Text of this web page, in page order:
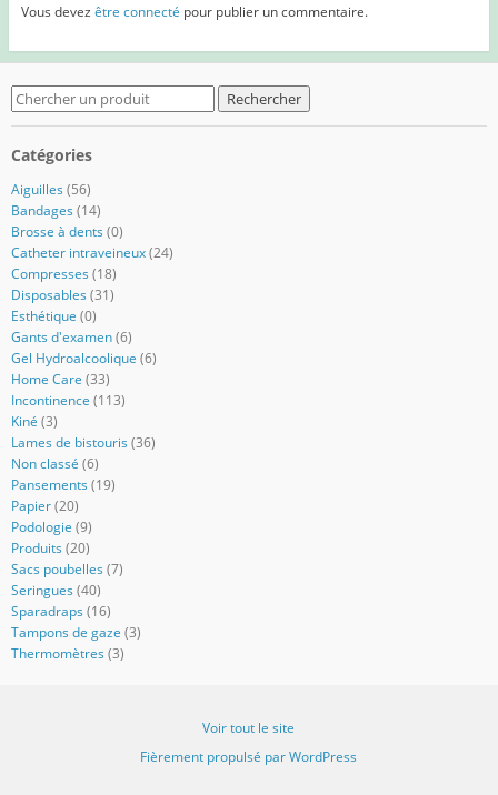
Vous devez être connecté pour publier un commentaire.
Search
for:
Catégories
Aiguilles (56)
Bandages (14)
Brosse à dents (0)
Catheter intraveineux (24)
Compresses (18)
Disposables (31)
Esthétique (0)
Gants d'examen (6)
Gel Hydroalcoolique (6)
Home Care (33)
Incontinence (113)
Kiné (3)
Lames de bistouris (36)
Non classé (6)
Pansements (19)
Papier (20)
Podologie (9)
Produits (20)
Sacs poubelles (7)
Seringues (40)
Sparadraps (16)
Tampons de gaze (3)
Thermomètres (3)
Voir tout le site
Fièrement propulsé par WordPress